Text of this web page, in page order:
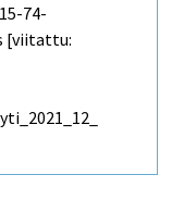
74-
[viitattu: